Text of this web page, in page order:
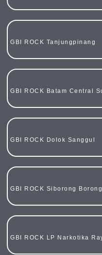
GBI ROCK Tanjungpinang
GBI ROCK Batam Central
GBI ROCK Dolok Sanggul
GBI ROCK Siborong Borong
GBI ROCK LP Narkotika